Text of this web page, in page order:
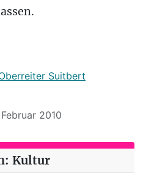
Suitbert
2010
Kultur